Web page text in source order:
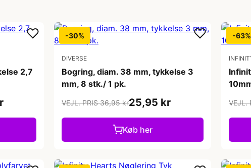
2,7
-30%
DIVERSE
Bogring, diam. 38 mm, tykkelse 3
mm, 8 stk./ 1 pk.
VEJL. PRIS 36,95 kr25,95 kr
Køb her
-63%
VEJL.